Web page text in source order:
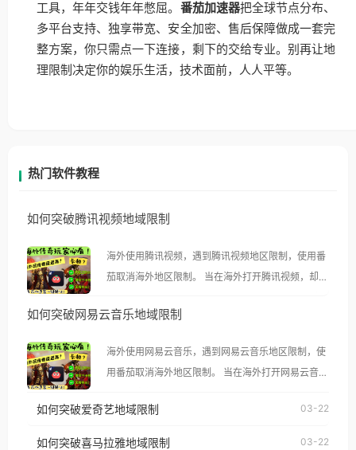
工具，年年交钱年年憋屈。 番茄加速器把全球节点分布、
多平台支持、独享带宽、安全加密、售后保障做成一套完
整方案，你只需点一下连接，剩下的交给专业。别再让地
理限制决定你的娱乐生活，技术面前，人人平等。
热门软件教程
如何突破腾讯视频地域限制
海外使用腾讯视频，遇到腾讯视频地区限制，使用番
茄取消海外地区限制。 当在海外打开腾讯视频，却突
示语。 海外用户如香港、澳门、台湾、美国、加拿
像其他音乐平台一样，出现地区及版权限制问题，且
仅能在中国大陆地区播放。 遇到这个问题的朋友们，
台湾、美国、加拿大、澳大利亚、欧洲等国家和地区
如何突破网易云音乐地域限制
海外使用网易云音乐，遇到网易云音乐地区限制，使
用番茄取消海外地区限制。 当在海外打开网易云音
播放”的提示语。 海外用户如香港、澳门、台湾、美
如何突破爱奇艺地域限制 03-22
如何突破喜马拉雅地域限制 03-22